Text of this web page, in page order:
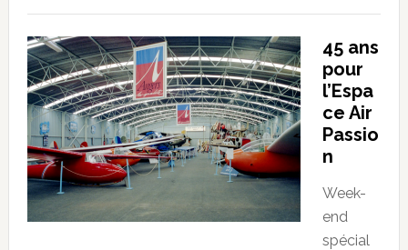
45 ans
pour
l’Espa
ce Air
Passio
n
Week-
end
spécial